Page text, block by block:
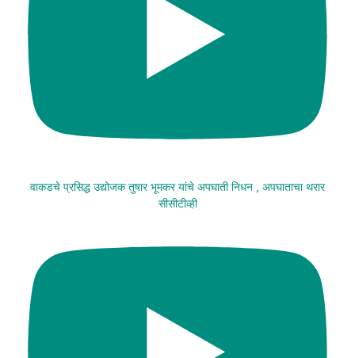
वाकडचे प्रसिद्ध उद्योजक तुषार भूमकर यांचे अपघाती निधन , अपघाताचा थरार
सीसीटीव्ही